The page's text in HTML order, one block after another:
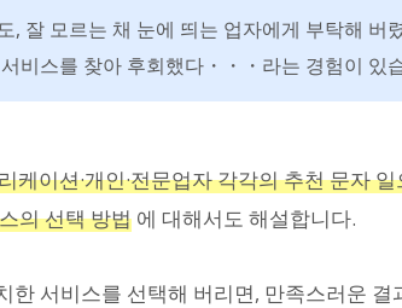
, 잘 모르는 채 눈에 띄는 업자에게 부탁해 버
비스를 찾아 후회했다・・・라는 경험이 있
케이션·개인·전문업자 각각의 추천 문자
의 선택 방법 에 대해서도 해설합니다.
한 서비스를 선택해 버리면, 만족스러운 결